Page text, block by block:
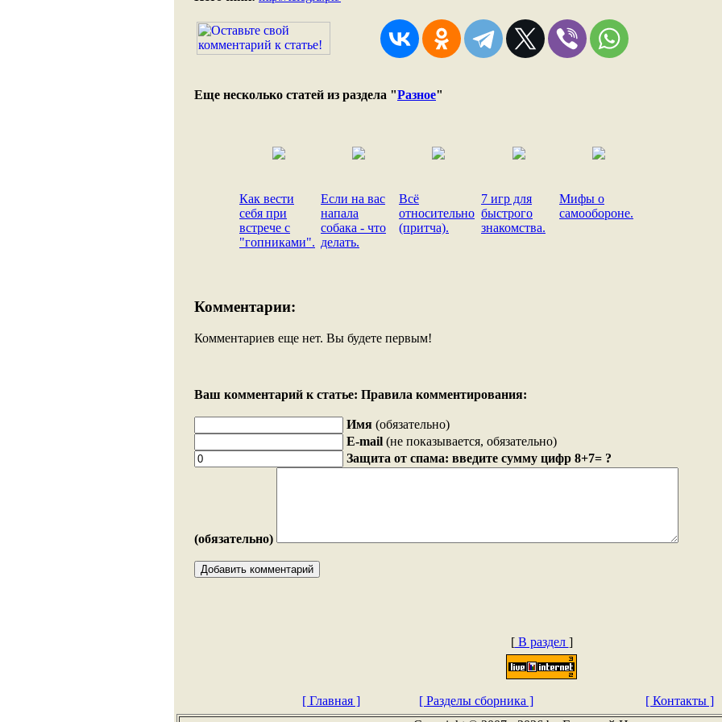
Еще несколько статей из раздела "Разное"
Как вести
себя при
встрече с
"гопниками".
Если на вас
напала
собака - что
делать.
Всё
относительно
(притча).
7 игр для
быстрого
знакомства.
Мифы о
самообороне.
Комментарии:
Комментариев еще нет. Вы будете первым!
Ваш комментарий к статье: Правила комментирования:
Имя (обязательно)
E-mail (не показывается, обязательно)
Защита от спама: введите сумму цифр 8+7= ?
(обязательно)
[В раздел ]
[ Главная ] [ Разделы сборника ]
[ Контакты ]